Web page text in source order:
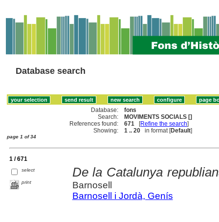
Database search
Database:
fons
Search:
MOVIMENTS SOCIALS []
References found:
671 [Refine the search]
Showing:
1 .. 20 in format [Default]
page 1 of 34
1 / 671
select
print
De la Catalunya
Barnosell
Barnosell i Jordà, Genís